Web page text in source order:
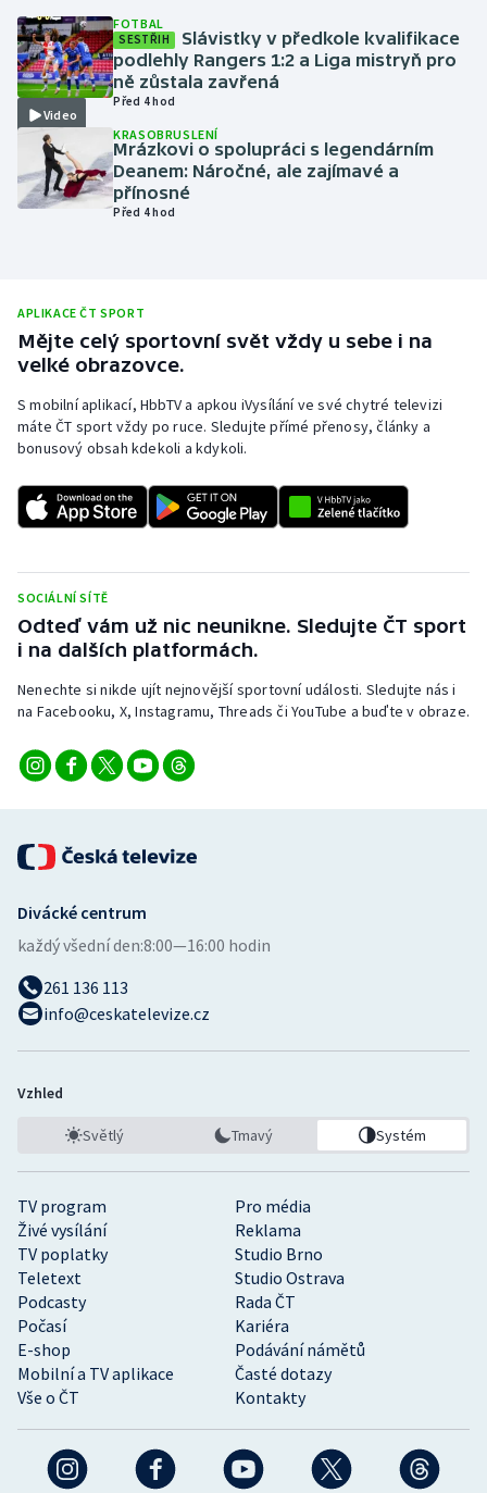
Motorsport
Olympijské hry
Parasport
Plavání
Plážový volejbal
Rychlostní kanoistika
Short track
Sportovní střelba
Stolní tenis
Triatlon
Veslování
Vodní slalom
Video
FOTBAL
SESTŘIH
Slávistky v předkole kvalifikace
podlehly Rangers 1:2 a Liga mistryň pro
ně zůstala zavřená
Před 4 hod
KRASOBRUSLENÍ
Mrázkovi o spolupráci s legendárním
Deanem: Náročné, ale zajímavé a
přínosné
Před 4 hod
APLIKACE ČT SPORT
Mějte celý sportovní svět vždy u sebe i na
velké obrazovce.
S mobilní aplikací, HbbTV a apkou iVysílání ve své chytré televizi
máte ČT sport vždy po ruce. Sledujte přímé přenosy, články a
bonusový obsah kdekoli a kdykoli.
SOCIÁLNÍ SÍTĚ
Odteď vám už nic neunikne. Sledujte ČT sport
i na dalších platformách.
Nenechte si nikde ujít nejnovější sportovní události. Sledujte nás i
na Facebooku, X, Instagramu, Threads či YouTube a buďte v obraze.
TV program
Pro média
Živé vysílání
Reklama
TV poplatky
Studio Brno
Teletext
Studio Ostrava
Podcasty
Rada ČT
Počasí
Kariéra
E-shop
Podávání námětů
Mobilní a TV aplikace
Časté dotazy
Vše o ČT
Kontakty
Divácké centrum
každý všední den:8:00—16:00 hodin
261 136 113
info@ceskatelevize.cz
Vzhled
Světlý Tmavý Systém